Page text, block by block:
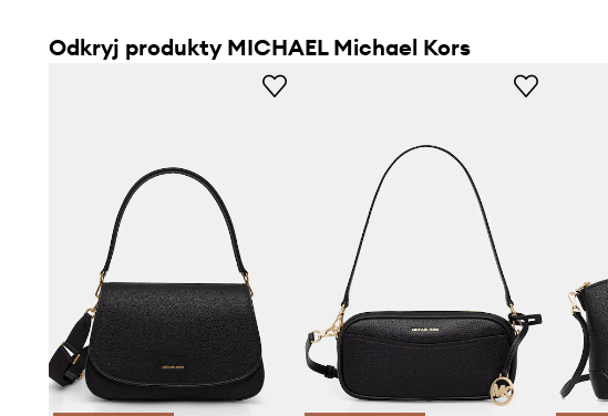
Odkryj produkty MICHAEL Michael Kors